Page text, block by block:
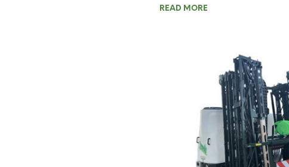
READ MORE